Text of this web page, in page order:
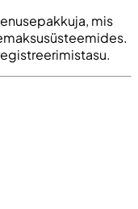
mis